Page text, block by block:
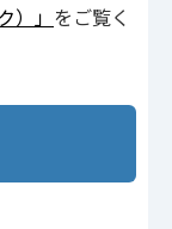
」 をご覧く